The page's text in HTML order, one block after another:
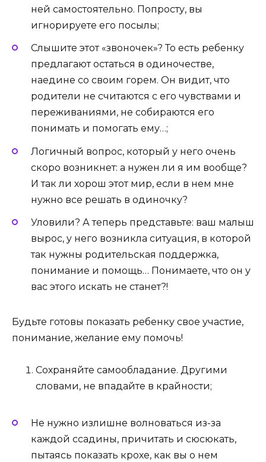
ней самостоятельно. Попросту, вы
игнорируете его посылы;
Слышите этот «звоночек»? То есть ребенку
предлагают остаться в одиночестве,
наедине со своим горем. Он видит, что
родители не считаются с его чувствами и
переживаниями, не собираются его
понимать и помогать ему…;
Логичный вопрос, который у него очень
скоро возникнет: а нужен ли я им вообще?
И так ли хорош этот мир, если в нем мне
нужно все решать в одиночку?
Уловили? А теперь представьте: ваш малыш
вырос, у него возникла ситуация, в которой
так нужны родительская поддержка,
понимание и помощь… Понимаете, что он у
вас этого искать не станет?!
Будьте готовы показать ребенку свое участие,
понимание, желание ему помочь!
Сохраняйте самообладание. Другими
словами, не впадайте в крайности;
Не нужно излишне волноваться из-за
каждой ссадины, причитать и сюсюкать,
пытаясь показать крохе, как вы о нем